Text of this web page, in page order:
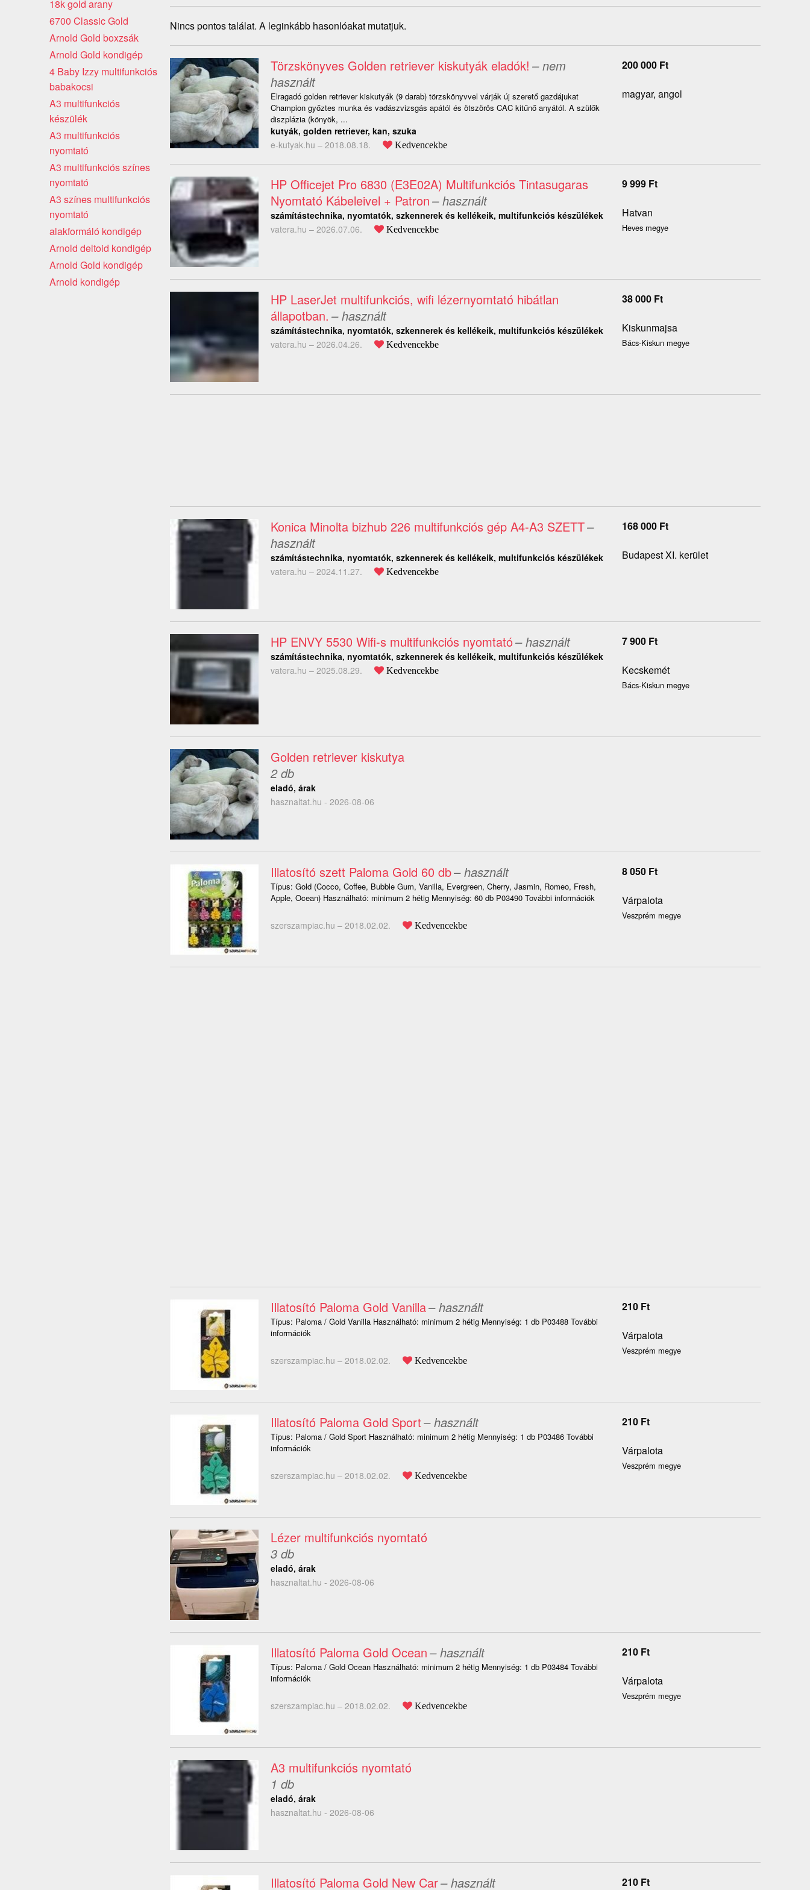
Nincs pontos találat. A leginkább hasonlóakat mutatjuk.
Törzskönyves Golden retriever kiskutyák eladók! – nem
használt
Elragadó golden retriever kiskutyák (9 darab) törzskönyvvel várják új szerető gazdájukat
Champion győztes munka és vadászvizsgás apától és ötszörös CAC kitűnő anyától. A szülők
diszplázia (könyök, ...
kutyák, golden retriever, kan, szuka
e-kutyak.hu – 2018.08.18. Kedvencekbe
200 000 Ft
magyar, angol
HP Officejet Pro 6830 (E3E02A) Multifunkciós Tintasugaras
Nyomtató Kábeleivel + Patron– használt
számítástechnika, nyomtatók, szkennerek és kellékeik, multifunkciós készülékek
vatera.hu – 2026.07.06. Kedvencekbe
9 999 Ft
Hatvan
Heves megye
HP LaserJet multifunkciós, wifi lézernyomtató hibátlan
állapotban. – használt
számítástechnika, nyomtatók, szkennerek és kellékeik, multifunkciós készülékek
vatera.hu – 2026.04.26. Kedvencekbe
38 000 Ft
Kiskunmajsa
Bács-Kiskun megye
Konica Minolta bizhub 226 multifunkciós gép A4-A3 SZETT–
használt
számítástechnika, nyomtatók, szkennerek és kellékeik, multifunkciós készülékek
vatera.hu – 2024.11.27. Kedvencekbe
168 000 Ft
Budapest XI. kerület
HP ENVY 5530 Wifi-s multifunkciós nyomtató– használt
számítástechnika, nyomtatók, szkennerek és kellékeik, multifunkciós készülékek
vatera.hu – 2025.08.29. Kedvencekbe
7 900 Ft
Kecskemét
Bács-Kiskun megye
Golden retriever kiskutya
2 db
eladó, árak
hasznaltat.hu - 2026-08-06
Illatosító szett Paloma Gold 60 db– használt
Típus: Gold (Cocco, Coffee, Bubble Gum, Vanilla, Evergreen, Cherry, Jasmin, Romeo, Fresh,
Apple, Ocean) Használható: minimum 2 hétig Mennyiség: 60 db P03490 További információk
szerszampiac.hu – 2018.02.02. Kedvencekbe
8 050 Ft
Várpalota
Veszprém megye
Illatosító Paloma Gold Vanilla– használt
Típus: Paloma / Gold Vanilla Használható: minimum 2 hétig Mennyiség: 1 db P03488 További
információk
szerszampiac.hu – 2018.02.02. Kedvencekbe
210 Ft
Várpalota
Veszprém megye
Illatosító Paloma Gold Sport– használt
Típus: Paloma / Gold Sport Használható: minimum 2 hétig Mennyiség: 1 db P03486 További
információk
szerszampiac.hu – 2018.02.02. Kedvencekbe
210 Ft
Várpalota
Veszprém megye
Lézer multifunkciós nyomtató
3 db
eladó, árak
hasznaltat.hu - 2026-08-06
Illatosító Paloma Gold Ocean– használt
Típus: Paloma / Gold Ocean Használható: minimum 2 hétig Mennyiség: 1 db P03484 További
információk
szerszampiac.hu – 2018.02.02. Kedvencekbe
210 Ft
Várpalota
Veszprém megye
A3 multifunkciós nyomtató
1 db
eladó, árak
hasznaltat.hu - 2026-08-06
Illatosító Paloma Gold New Car– használt 210 Ft
18k gold arany
6700 Classic Gold
Arnold Gold boxzsák
Arnold Gold kondigép
4 Baby Izzy multifunkciós
babakocsi
A3 multifunkciós
készülék
A3 multifunkciós
nyomtató
A3 multifunkciós színes
nyomtató
A3 színes multifunkciós
nyomtató
alakformáló kondigép
Arnold deltoid kondigép
Arnold Gold kondigép
Arnold kondigép